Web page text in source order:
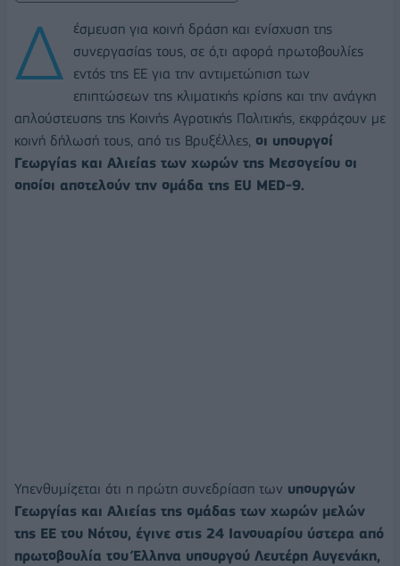
Δ
έσμευση για κοινή δράση και ενίσχυση της
συνεργασίας τους, σε ό,τι αφορά πρωτοβουλίες
εντός της ΕΕ για την αντιμετώπιση των
επιπτώσεων της κλιματικής κρίσης και την ανάγκη
απλούστευσης της Κοινής Αγροτικής Πολιτικής, εκφράζουν με
κοινή δήλωσή τους, από τις Βρυξέλλες, οι υπουργοί
Γεωργίας και Αλιείας των χωρών της Μεσογείου οι
οποίοι αποτελούν την ομάδα της EU MED-9.
Υπενθυμίζεται ότι η πρώτη συνεδρίαση των υπουργών
Γεωργίας και Αλιείας της ομάδας των χωρών μελών
της ΕΕ του Νότου, έγινε στις 24 Ιανουαρίου ύστερα από
πρωτοβουλία του Έλληνα υπουργού Λευτέρη Αυγενάκη,